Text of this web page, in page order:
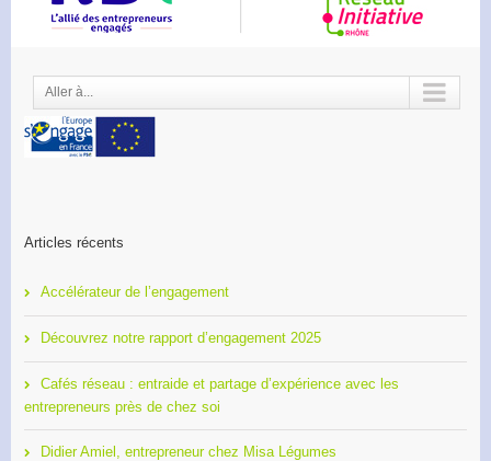
Aller à...
Articles récents
Accélérateur de l’engagement
Découvrez notre rapport d’engagement 2025
Cafés réseau : entraide et partage d’expérience avec les
entrepreneurs près de chez soi
Didier Amiel, entrepreneur chez Misa Légumes